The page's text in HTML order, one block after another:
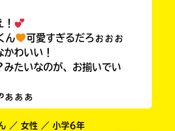
ん
可愛すぎるだろぉぉぉ
わいい！
みたいなのが、お揃いでい
ぁぁぁ
／ 女性 ／ 小学6年